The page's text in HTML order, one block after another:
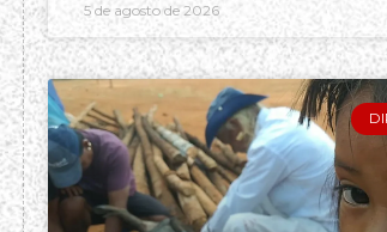
5 de agosto de 2026